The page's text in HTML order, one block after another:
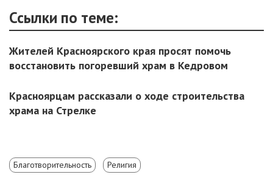
Ссылки по теме:
Жителей Красноярского края просят помочь
восстановить погоревший храм в Кедровом
Красноярцам рассказали о ходе строительства
храма на Стрелке
Благотворительность Религия